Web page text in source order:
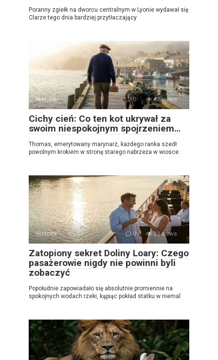
Poranny zgiełk na dworcu centralnym w Lyonie wydawał się
Clarze tego dnia bardziej przytłaczający
Histoire 0 42 views
Cichy cień: Co ten kot ukrywał za
swoim niespokojnym spojrzeniem…
Thomas, emerytowany marynarz, każdego ranka szedł
powolnym krokiem w stronę starego nabrzeża w wiosce.
Histoire 0 33 views
Zatopiony sekret Doliny Loary: Czego
pasażerowie nigdy nie powinni byli
zobaczyć
Popołudnie zapowiadało się absolutnie promiennie na
spokojnych wodach rzeki, kąpiąc pokład statku w niemal